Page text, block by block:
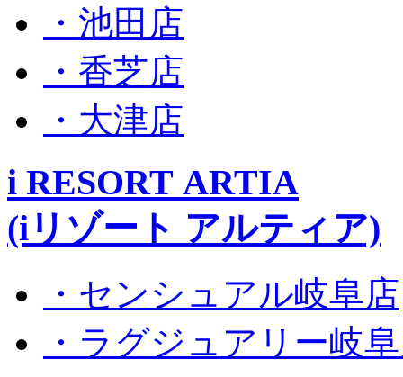
・池田店
・香芝店
・大津店
i RESORT ARTIA
(iリゾート アルティア)
・センシュアル岐阜店
・ラグジュアリー岐